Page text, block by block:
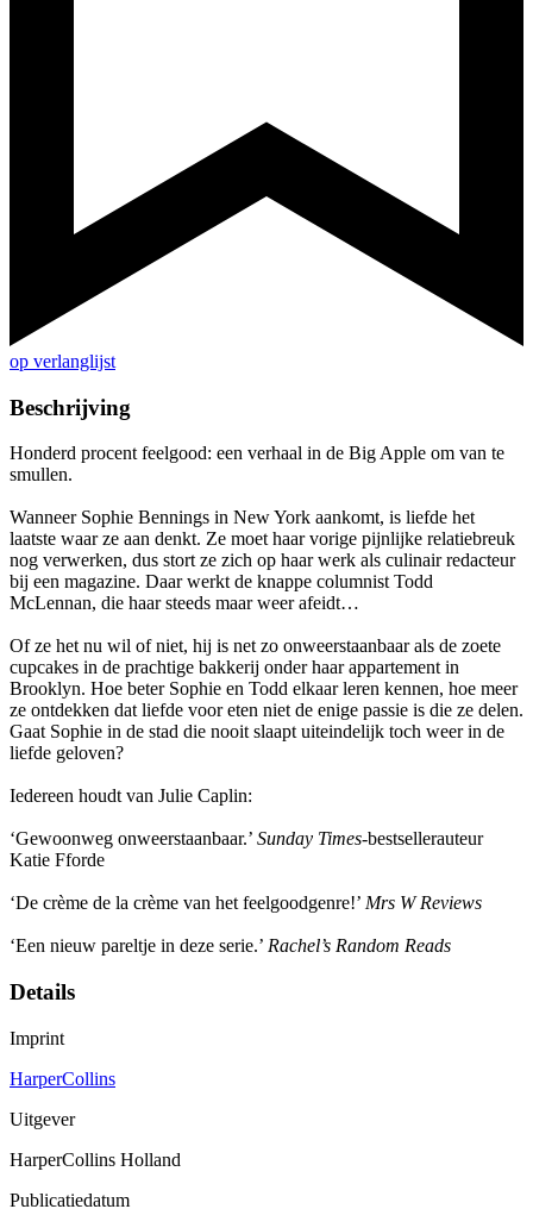
op verlanglijst
Beschrijving
Honderd procent feelgood: een verhaal in de Big Apple om van te
smullen.
Wanneer Sophie Bennings in New York aankomt, is liefde het
laatste waar ze aan denkt. Ze moet haar vorige pijnlijke relatiebreuk
nog verwerken, dus stort ze zich op haar werk als culinair redacteur
bij een magazine. Daar werkt de knappe columnist Todd
McLennan, die haar steeds maar weer afeidt…
Of ze het nu wil of niet, hij is net zo onweerstaanbaar als de zoete
cupcakes in de prachtige bakkerij onder haar appartement in
Brooklyn. Hoe beter Sophie en Todd elkaar leren kennen, hoe meer
ze ontdekken dat liefde voor eten niet de enige passie is die ze delen.
Gaat Sophie in de stad die nooit slaapt uiteindelijk toch weer in de
liefde geloven?
Iedereen houdt van Julie Caplin:
‘Gewoonweg onweerstaanbaar.’ Sunday Times-bestsellerauteur
Katie Fforde
‘De crème de la crème van het feelgoodgenre!’ Mrs W Reviews
‘Een nieuw pareltje in deze serie.’ Rachel’s Random Reads
Details
Imprint
HarperCollins
Uitgever
HarperCollins Holland
Publicatiedatum